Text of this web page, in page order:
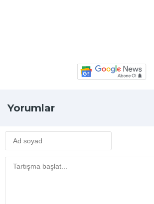
Yorumlar